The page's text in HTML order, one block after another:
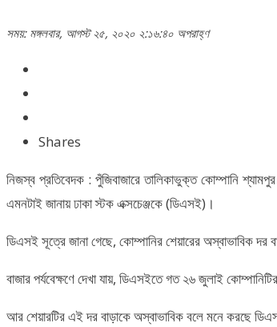
সময়: মঙ্গলবার, আগস্ট ২৫, ২০২০ ২:১৬:৪০ অপরাহ্ণ
Shares
নিজস্ব প্রতিবেদক : পুঁজিবাজারে তালিকাভুক্ত কোম্পানি
এমনটাই জানায় ঢাকা স্টক এক্সচেঞ্জকে (ডিএসই)।
ডিএসই সূত্রে জানা গেছে, কোম্পানির শেয়ারের অস্বাভাবিক
বাজার পর্যবেক্ষণে দেখা যায়, ডিএসইতে গত ২৬ জুলাই
আর শেয়ারটির এই দর বাড়াকে অস্বাভাবিক বলে মনে করছে